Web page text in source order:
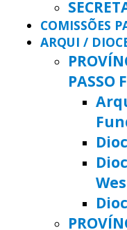
COMISSÕES
ARQUI /
PASSO